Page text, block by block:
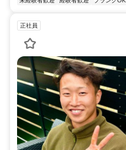
正社員